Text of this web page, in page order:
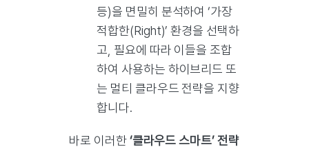
등)을 면밀히 분석하여 ‘가장
적합한(Right)’ 환경을 선택하
고, 필요에 따라 이들을 조합
하여 사용하는 하이브리드 또
는 멀티 클라우드 전략을 지향
합니다.
바로 이러한‘클라우드 스마트’ 전략